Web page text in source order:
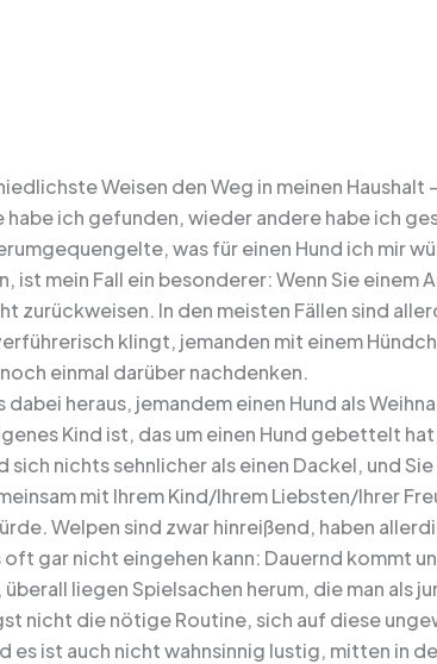
Weisen den Weg in meinen Haushalt
habe ich gefunden, wieder andere habe ich
was für einen Hund ich mir
ist mein Fall ein besonderer: Wenn Sie einem
zurückweisen. In den meisten Fällen sind
klingt, jemanden mit einem
einmal darüber nachdenken.
heraus, jemandem einen Hund als
Kind ist, das um einen Hund gebettelt
nichts sehnlicher als einen Dackel, und
mit Ihrem Kind/Ihrem Liebsten/Ihrer
Welpen sind zwar hinreißend, haben
gar nicht eingehen kann: Dauernd kommt
liegen Spielsachen herum, die man als
nicht die nötige Routine, sich auf diese
es ist auch nicht wahnsinnig lustig, mitten in